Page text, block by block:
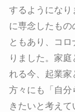
するようになり
に専念したもの
ともあり、コ
りました。家
れる今、起業家
方々にも「自
きたいと考えて